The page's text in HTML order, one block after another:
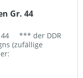
Gr. 44
44 *** der DDR
(zufällige